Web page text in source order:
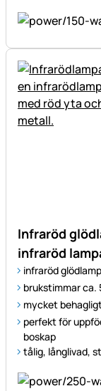
Infraröd
infraröd
infraröd
brukstimmar ca.
mycket
perfekt för
boskap
tålig, långlivad,